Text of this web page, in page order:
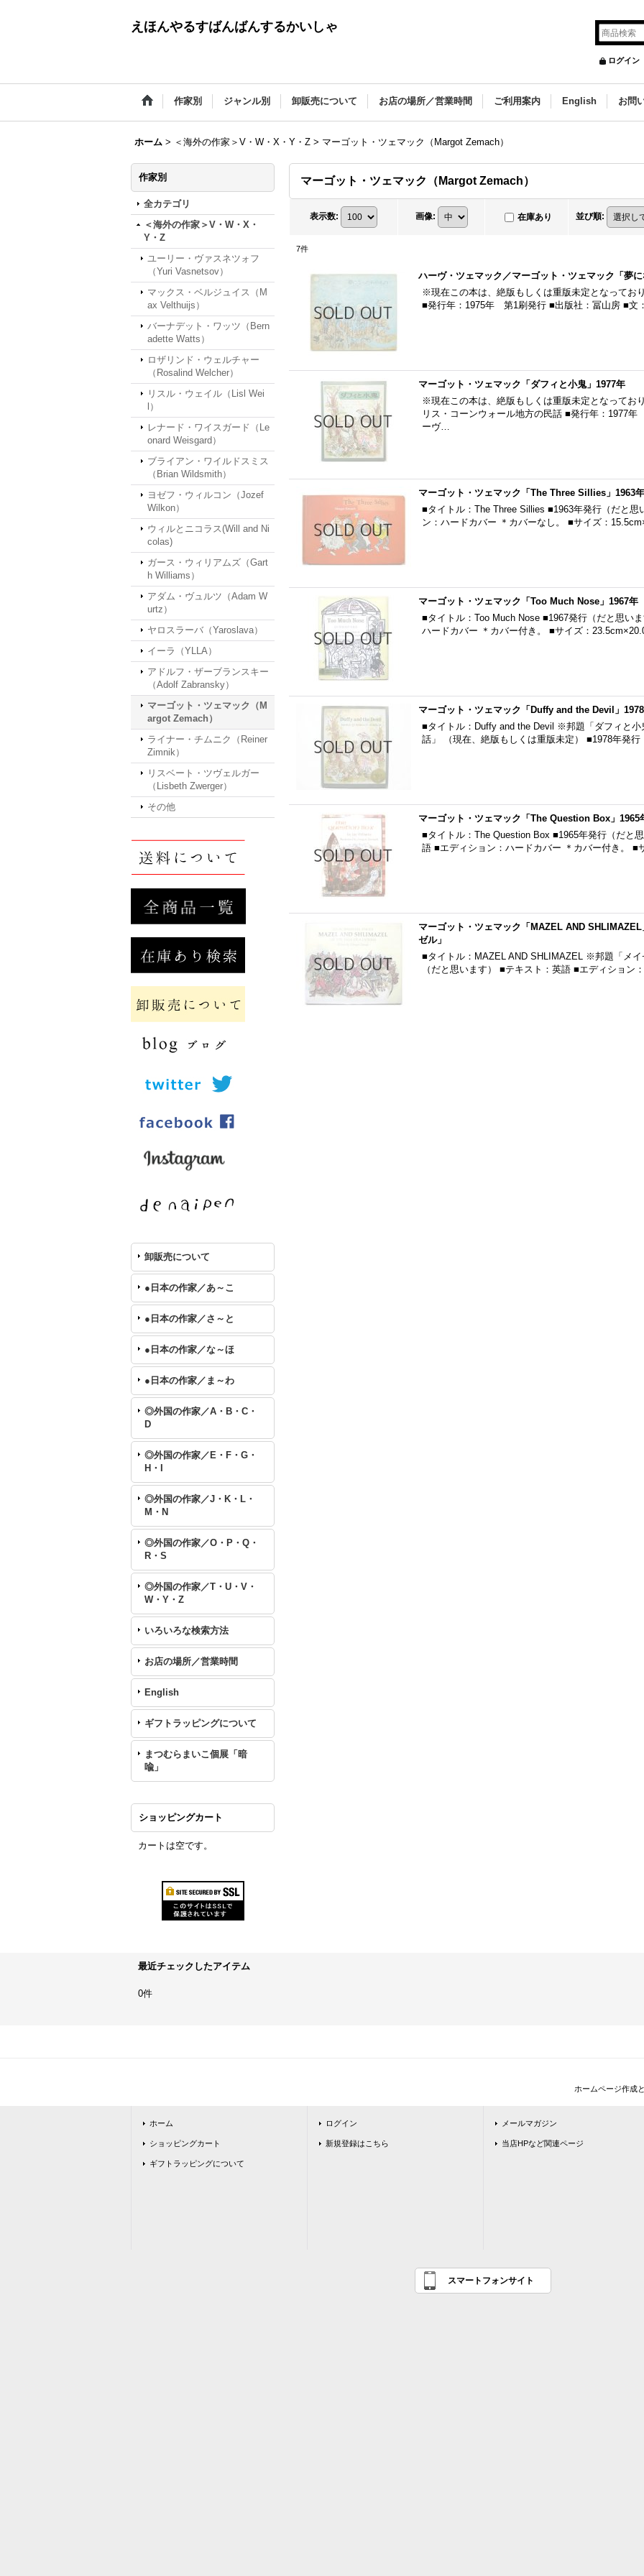
えほんやるすばんばんするかいしゃ
ログイン
作家別 ジャンル別 卸販売について お店の場所／営業時間 ご利用案内 English お問
ホーム > ＜海外の作家＞V・W・X・Y・Z > マーゴット・ツェマック（Margot Zemach）
作家別
全カテゴリ
＜海外の作家＞V・W・X・
Y・Z
ユーリー・ヴァスネツォフ
（Yuri Vasnetsov）
マックス・ベルジュイス（M
ax Velthuijs）
バーナデット・ワッツ（Bern
adette Watts）
ロザリンド・ウェルチャー
（Rosalind Welcher）
リスル・ウェイル（Lisl Wei
l）
レナード・ワイスガード（Le
onard Weisgard）
ブライアン・ワイルドスミス
（Brian Wildsmith）
ヨゼフ・ウィルコン（Jozef
Wilkon）
ウィルとニコラス(Will and Ni
colas)
ガース・ウィリアムズ（Gart
h Williams）
アダム・ヴュルツ（Adam W
urtz）
ヤロスラーバ（Yaroslava）
イーラ（YLLA）
アドルフ・ザーブランスキー
（Adolf Zabransky）
マーゴット・ツェマック（M
argot Zemach）
ライナー・チムニク（Reiner
Zimnik）
リスベート・ツヴェルガー
（Lisbeth Zwerger）
その他
卸販売について
●日本の作家／あ～こ
●日本の作家／さ～と
●日本の作家／な～ほ
●日本の作家／ま～わ
◎外国の作家／A・B・C・
D
◎外国の作家／E・F・G・
H・I
◎外国の作家／J・K・L・
M・N
◎外国の作家／O・P・Q・
R・S
◎外国の作家／T・U・V・
W・Y・Z
いろいろな検索方法
お店の場所／営業時間
English
ギフトラッピングについて
まつむらまいこ個展「暗
喩」
ショッピングカート
カートは空です。
マーゴット・ツェマック（Margot Zemach）
表示数: 画像: 在庫あり 並び順:
7件
ハーヴ・ツェマック／マーゴット・ツェマック「夢
※現在この本は、絶版もしくは重版未定となってお
■発行年：1975年 第1刷発行 ■出版社：冨山房 ■文
マーゴット・ツェマック「ダフィと小鬼」1977年
※現在この本は、絶版もしくは重版未定となってお
リス・コーンウォール地方の民話 ■発行年：1977
ーヴ…
マーゴット・ツェマック「The Three Sillies」1963年
■タイトル：The Three Sillies ■1963年発行（だと思
ン：ハードカバー ＊カバーなし。 ■サイズ：
マーゴット・ツェマック「Too Much Nose」1967年
■タイトル：Too Much Nose ■1967発行（だと思い
ハードカバー ＊カバー付き。 ■サイズ：
マーゴット・ツェマック「Duffy and the Devil」
■タイトル：Duffy and the Devil ※邦題「ダフィと小
話」 （現在、絶版もしくは重版未定） ■1978年発
マーゴット・ツェマック「The Question Box」1965
■タイトル：The Question Box ■1965年発行（だ
語 ■エディション：ハードカバー ＊カバー付き。 ■
マーゴット・ツェマック「MAZEL AND
ゼル」
■タイトル：MAZEL AND SHLIMAZEL ※邦題「メ
（だと思います） ■テキスト：英語 ■エディショ
最近チェックしたアイテム
0件
ホームページ作成
ホーム
ショッピングカート
ギフトラッピングについて
ログイン
新規登録はこちら
メールマガジン
当店HPなど関連ページ
スマートフォンサイト